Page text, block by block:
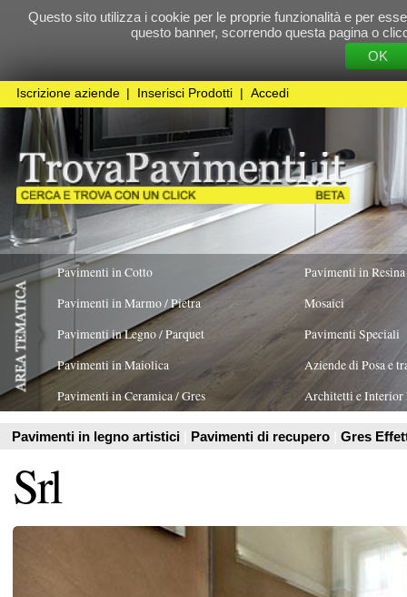
Questo sito utilizza i cookie per le proprie funzionalità e per essere sicuri che tu
questo banner, scorrendo questa pagina o cliccando
Cookie
Pavimenti in Cotto
Pavimenti in Marmo / Pietra
Pavimenti in Legno / Parquet
Pavimenti in Ceramica / Gres
Pavimenti in Resina
Pavimenti Speciali
Aziende di Posa e trattamento Pavimenti
Architetti e Interior Design
Pavimenti in legno artistici | Pavimenti di recupero | Gres Effetto Legno
Srl